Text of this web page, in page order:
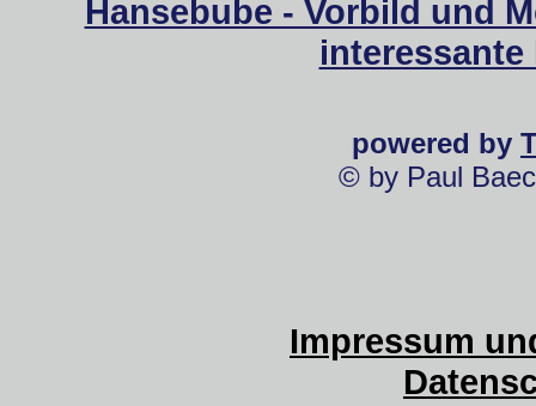
Hansebube - Vorbild und
powered by
© by Paul
Impressum